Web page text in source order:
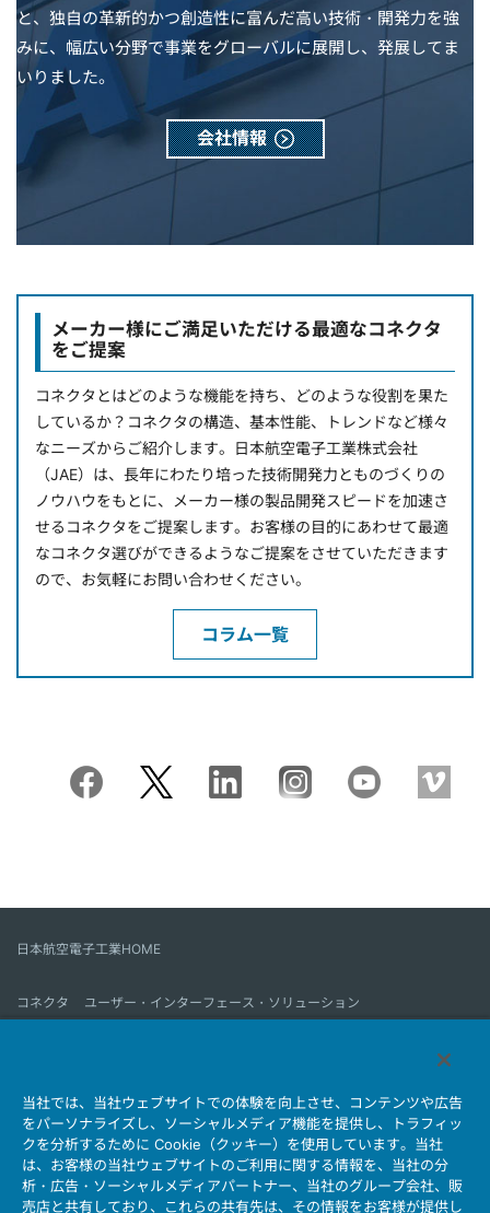
と、独自の革新的かつ創造性に富んだ高い技術・開発力を強
みに、幅広い分野で事業をグローバルに展開し、発展してま
いりました。
会社情報
メーカー様にご満足いただける最適なコネクタ
をご提案
コネクタとはどのような機能を持ち、どのような役割を果た
しているか？コネクタの構造、基本性能、トレンドなど様々
なニーズからご紹介します。日本航空電子工業株式会社
（JAE）は、長年にわたり培った技術開発力とものづくりの
ノウハウをもとに、メーカー様の製品開発スピードを加速さ
せるコネクタをご提案します。お客様の目的にあわせて最適
なコネクタ選びができるようなご提案をさせていただきます
ので、お気軽にお問い合わせください。
コラム一覧
日本航空電子工業HOME
コネクタ
ユーザー・インターフェース・ソリューション
会社情報 サステナビリティ IR情報 採用情報
会社情報新着一覧
製品情報新着一覧
サイトマップ お問い合わせ
当社では、当社ウェブサイトでの体験を向上させ、コンテンツや広告
をパーソナライズし、ソーシャルメディア機能を提供し、トラフィッ
クを分析するために Cookie（クッキー）を使用しています。当社
は、お客様の当社ウェブサイトのご利用に関する情報を、当社の分
析・広告・ソーシャルメディアパートナー、当社のグループ会社、販
売店と共有しており、これらの共有先は、その情報をお客様が提供し